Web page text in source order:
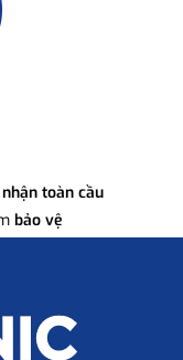
toàn cầu
bảo vệ